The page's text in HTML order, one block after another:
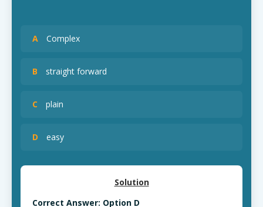
A Complex
B straight forward
C plain
D easy
Solution
Correct Answer: Option D